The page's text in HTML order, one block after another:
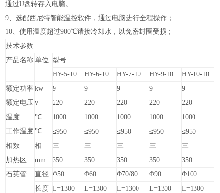
通过U盘转存入电脑。
9、选配西尼特智能温控软件，通过电脑进行全程操作；
10、使用温度超过900℃请接冷却水，以免密封圈受损；
技术参数
产品名称 单位
型号
HY-5-10
HY-6-10 HY-7-10 HY-9-10
HY-10-10
额定功率 kw 9 9 9 9
9
额定电压 v 220 220 220 220
220
温度
℃ 1000 1000 1000 1000
1000
工作温度 ℃ ≤950 ≤950 ≤950 ≤950 ≤950
相数
相 三 三 三 三
三
加热区
mm 350 350 350 350
350
石英管
直径 Φ50 Φ60 Φ70/80 Φ90 Φ100
长度 L=1300 L=1300 L=1300 L=1300
L=1300